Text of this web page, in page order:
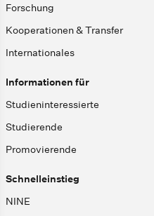
Forschung
Kooperationen & Transfer
Internationales
Informationen für
Studieninteressierte
Studierende
Promovierende
Schnelleinstieg
NINE